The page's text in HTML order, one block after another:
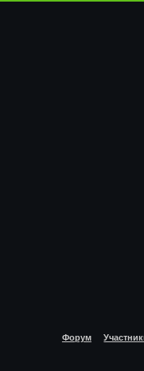
Форум